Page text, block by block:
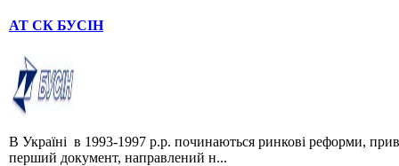
АТ СК БУСІН
В Україні в 1993-1997 р.р. починаються ринкові реформи,
перший документ, направлений н...